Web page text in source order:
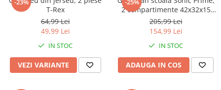
Pantofi fete
Pantofi sport fete
Sandale fete
-23%
T-Rex
64,99 Lei
49,99 Lei
IN STOC
VEZI VARIANTE
-25%
2 compartimente 42x32x15
cm
205,99 Lei
154,99 Lei
IN STOC
ADAUGA IN COS